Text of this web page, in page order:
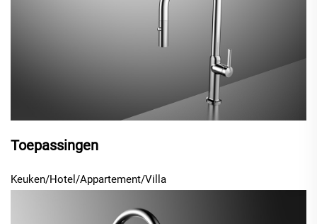
Toepassingen
Keuken/Hotel/Appartement/Villa